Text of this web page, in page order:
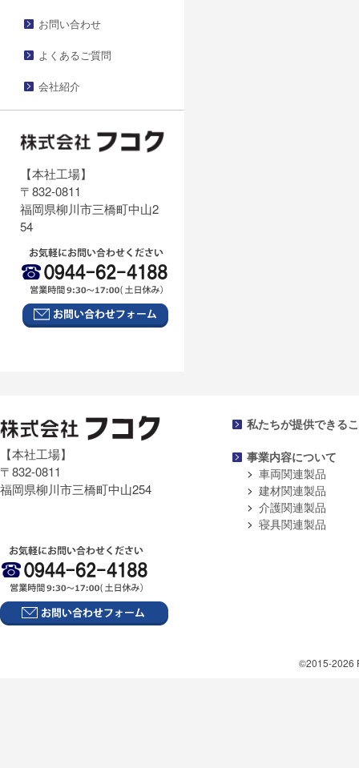
お問い合わせ
よくあるご質問
会社紹介
【本社工場】
〒832-0811
福岡県柳川市三橋町中山2
54
【本社工場】
〒832-0811
福岡県柳川市三橋町中山254
私たちが提供できる
事業内容について
車両関連製品
建材関連製品
介護関連製品
寝具関連製品
©2015-2026